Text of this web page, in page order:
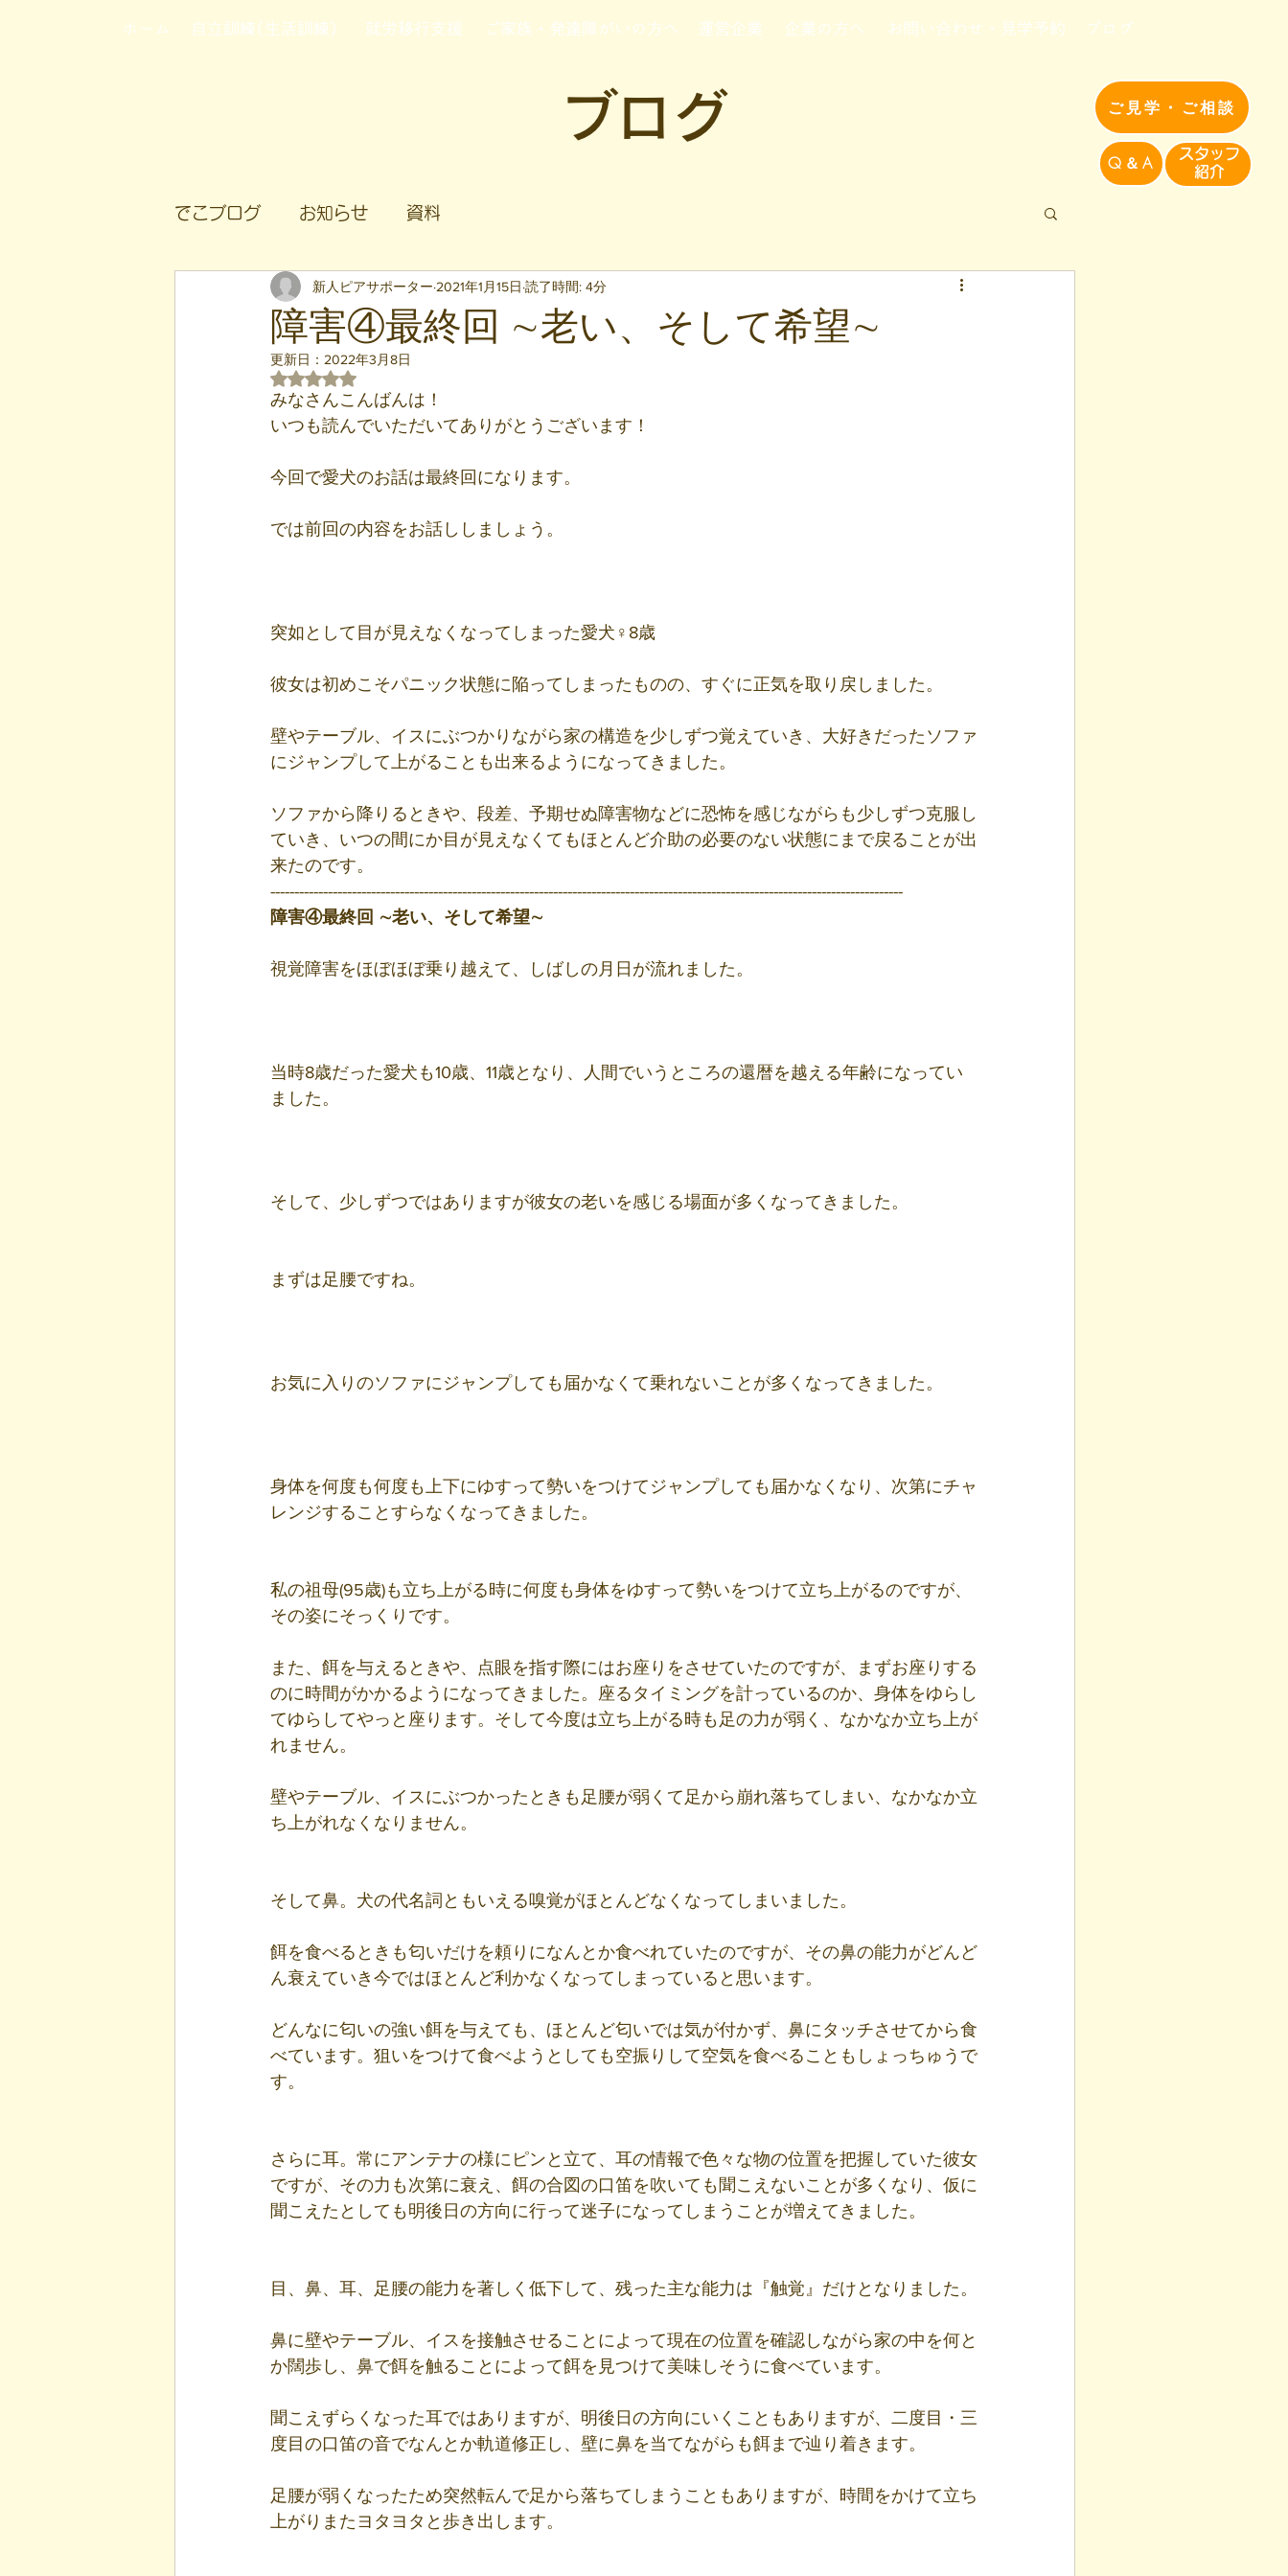
ご見学・ご相談
Q＆A
​スタッフ
紹介​
ホーム 自立訓練(生活訓練) 就労移行支援 ご家族・発達障がいの方へ 運営企業 企業の方へ お問い合わせ・見学予約 ブログ
ブログ
でこブログ お知らせ 資料
障害④最終回 ∼老い、そして希望∼
新人ピアサポーター 2021年1月15日 読了時間: 4分
更新日： 2022年3月8日
5つ星のうちNaNと評価されています。
みなさんこんばんは！
いつも読んでいただいてありがとうございます！
今回で愛犬のお話は最終回になります。
では前回の内容をお話ししましょう。
突如として目が見えなくなってしまった愛犬♀8歳
彼女は初めこそパニック状態に陥ってしまったものの、すぐに正気を取り戻しました。
壁やテーブル、イスにぶつかりながら家の構造を少しずつ覚えていき、大好きだったソファ
にジャンプして上がることも出来るようになってきました。
ソファから降りるときや、段差、予期せぬ障害物などに恐怖を感じながらも少しずつ克服し
ていき、いつの間にか目が見えなくてもほとんど介助の必要のない状態にまで戻ることが出
来たのです。
------------------------------------------------------------------------------------------------------------------------------------
障害④最終回 ∼老い、そして希望∼
視覚障害をほぼほぼ乗り越えて、しばしの月日が流れました。
当時8歳だった愛犬も10歳、11歳となり、人間でいうところの還暦を越える年齢になってい
ました。
そして、少しずつではありますが彼女の老いを感じる場面が多くなってきました。
まずは足腰ですね。
お気に入りのソファにジャンプしても届かなくて乗れないことが多くなってきました。
身体を何度も何度も上下にゆすって勢いをつけてジャンプしても届かなくなり、次第にチャ
レンジすることすらなくなってきました。
私の祖母(95歳)も立ち上がる時に何度も身体をゆすって勢いをつけて立ち上がるのですが、
その姿にそっくりです。
また、餌を与えるときや、点眼を指す際にはお座りをさせていたのですが、まずお座りする
のに時間がかかるようになってきました。座るタイミングを計っているのか、身体をゆらし
てゆらしてやっと座ります。そして今度は立ち上がる時も足の力が弱く、なかなか立ち上が
れません。
壁やテーブル、イスにぶつかったときも足腰が弱くて足から崩れ落ちてしまい、なかなか立
ち上がれなくなりません。
そして鼻。犬の代名詞ともいえる嗅覚がほとんどなくなってしまいました。
餌を食べるときも匂いだけを頼りになんとか食べれていたのですが、その鼻の能力がどんど
ん衰えていき今ではほとんど利かなくなってしまっていると思います。
どんなに匂いの強い餌を与えても、ほとんど匂いでは気が付かず、鼻にタッチさせてから食
べています。狙いをつけて食べようとしても空振りして空気を食べることもしょっちゅうで
す。
さらに耳。常にアンテナの様にピンと立て、耳の情報で色々な物の位置を把握していた彼女
ですが、その力も次第に衰え、餌の合図の口笛を吹いても聞こえないことが多くなり、仮に
聞こえたとしても明後日の方向に行って迷子になってしまうことが増えてきました。
目、鼻、耳、足腰の能力を著しく低下して、残った主な能力は『触覚』だけとなりました。
鼻に壁やテーブル、イスを接触させることによって現在の位置を確認しながら家の中を何と
か闊歩し、鼻で餌を触ることによって餌を見つけて美味しそうに食べています。
聞こえずらくなった耳ではありますが、明後日の方向にいくこともありますが、二度目・三
度目の口笛の音でなんとか軌道修正し、壁に鼻を当てながらも餌まで辿り着きます。
足腰が弱くなったため突然転んで足から落ちてしまうこともありますが、時間をかけて立ち
上がりまたヨタヨタと歩き出します。